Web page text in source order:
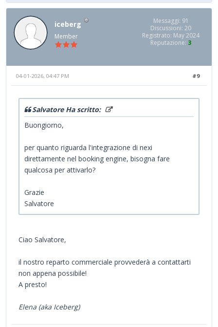
iceberg
Member
Messaggi: 91
Discussioni: 20
Registrato: May 2024
Reputazione: 3
#9
04-01-2026, 04:47 PM
Salvatore Ha scritto:
Buongiorno,
per quanto riguarda l'integrazione di nexi
direttamente nel booking engine, bisogna fare
qualcosa per attivarlo?
Grazie
Salvatore
Ciao Salvatore,
il nostro reparto commerciale provvederà a contattarti
non appena possibile!
A presto!
Elena (aka Iceberg)